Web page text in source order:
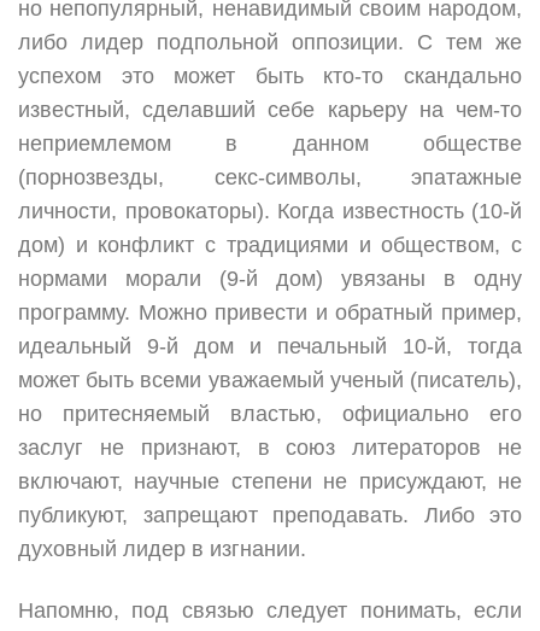
но непопулярный, ненавидимый своим народом,
либо лидер подпольной оппозиции. С тем же
успехом это может быть кто-то скандально
известный, сделавший себе карьеру на чем-то
неприемлемом в данном обществе
(порнозвезды, секс-символы, эпатажные
личности, провокаторы). Когда известность (10-й
дом) и конфликт с традициями и обществом, с
нормами морали (9-й дом) увязаны в одну
программу. Можно привести и обратный пример,
идеальный 9-й дом и печальный 10-й, тогда
может быть всеми уважаемый ученый (писатель),
но притесняемый властью, официально его
заслуг не признают, в союз литераторов не
включают, научные степени не присуждают, не
публикуют, запрещают преподавать. Либо это
духовный лидер в изгнании.
Напомню, под связью следует понимать, если